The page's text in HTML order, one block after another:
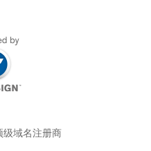
级域名注册商